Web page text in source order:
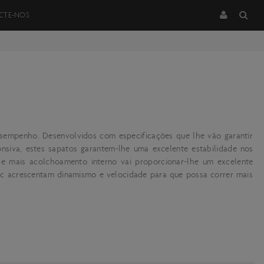
NOS
Desenvolvidos com especificações que lhe vão garantir
estes sapatos garantem-lhe uma excelente estabilidade nos
mais acolchoamento interno vai proporcionar-lhe um excelente
dinamismo e velocidade para que possa correr mais